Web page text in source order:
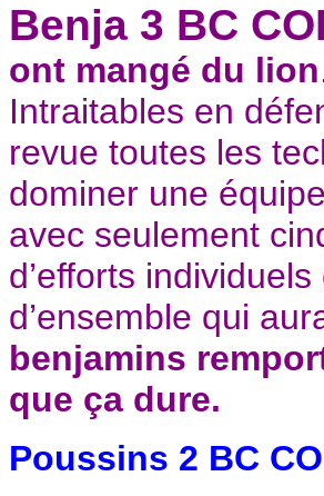
Benja 3 BC
ont mangé du lion
Intraitables en
revue toutes les
dominer une
avec seulement
d’efforts
d’ensemble qui
benjamins
que ça dure.
Poussins 2 BC